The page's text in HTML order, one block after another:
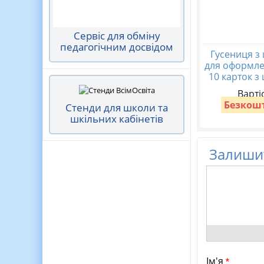
Сервіс для обміну
педагогічним досвідом
Стенди для школи та
шкільних кабінетів
Гусениця
для
10 карток
Ім'я *